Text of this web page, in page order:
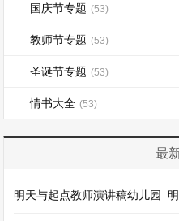
国庆节专题 (53)
教师节专题 (53)
圣诞节专题 (53)
情书大全 (53)
最
明天与起点教师演讲稿幼儿园_